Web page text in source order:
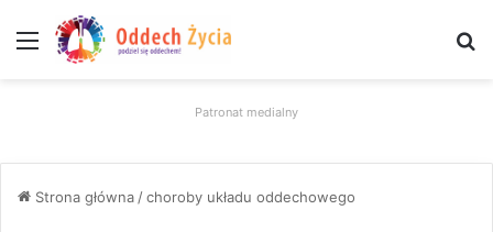
Menu
Patronat medialny
Strona główna /choroby układu oddechowego